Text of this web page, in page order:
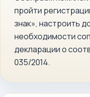
пройти
знак», настроить
необходимости
декларации о
035/2014.